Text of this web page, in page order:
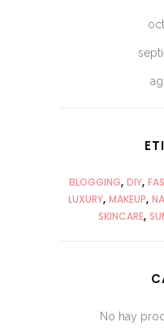
BLOGGING DIY
LUXURY MAKEUP
SKINCARE
No hay